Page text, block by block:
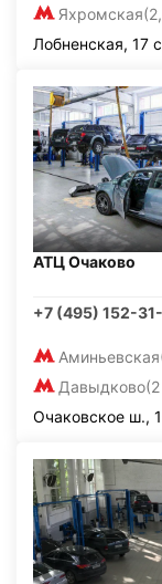
Яхромская
Лобненская, 17
АТЦ Очаково
+7 (495) 152-31-
Аминьевская
Давыдково
Очаковское ш.,